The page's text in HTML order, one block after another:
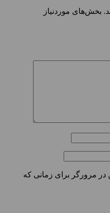
بخش‌های موردنیاز
در مرورگر برای زمانی که